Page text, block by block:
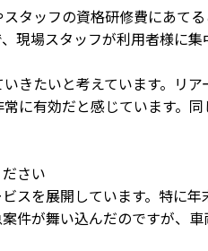
タッフの資格研修費にあ
現場スタッフが利用者様に集
きたいと考えています。リ
常に有効だと感じています。
さい
スを展開しています。特に
件が舞い込んだのですが、